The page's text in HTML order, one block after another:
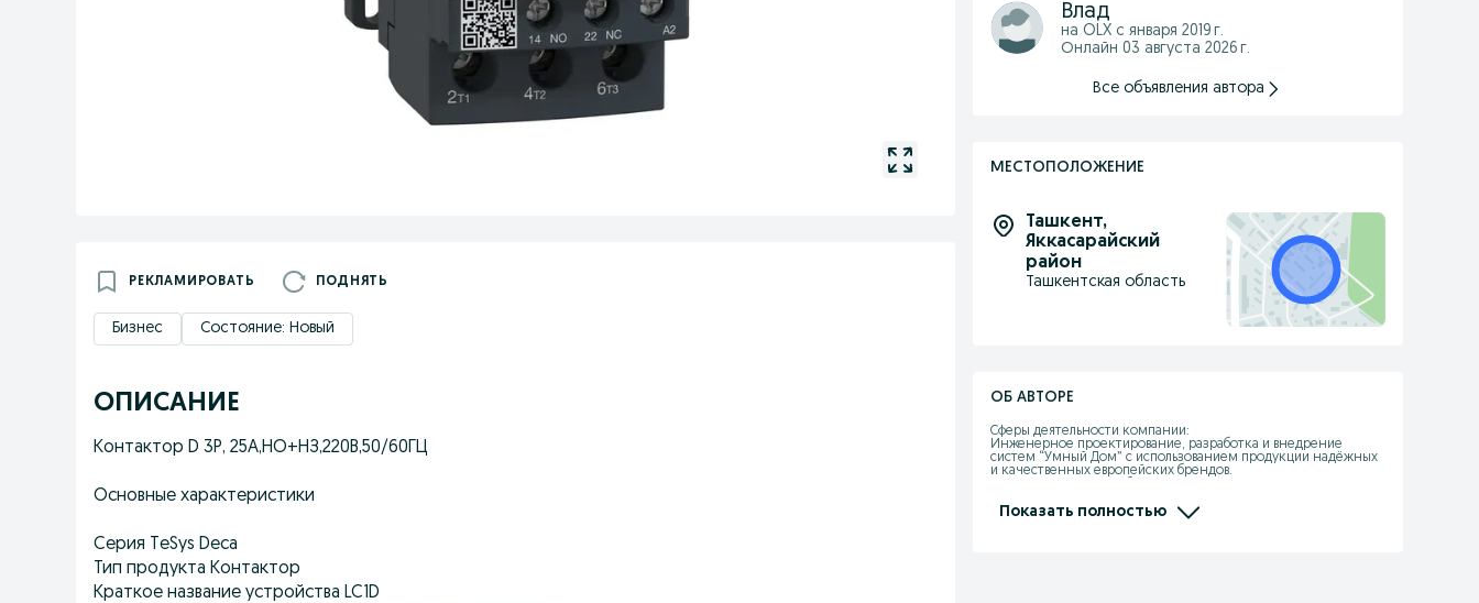
РЕКЛАМИРОВАТЬ ПОДНЯТЬ
Бизнес Состояние: Новый
ОПИСАНИЕ
Контактор D 3P, 25А,НО+НЗ,220B,50/60ГЦ
Основные характеристики
Серия TeSys Deca
Тип продукта Контактор
Краткое название устройства LC1D
Влад
на OLX с января 2019 г.
Онлайн 03 августа 2026 г.
Все объявления автора
МЕСТОПОЛОЖЕНИЕ
Ташкент,
Яккасарайский
район
Ташкентская область
ОБ АВТОРЕ
Сферы деятельности компании:
Инженерное проектирование, разработка и внедрение
систем “Умный Дом” с использованием продукции надёжных
и качественных европейских брендов.
- Legrand (Франция)
Показать полностью